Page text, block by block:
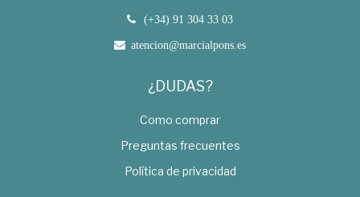
(+34) 91 304 33 03
atencion@marcialpons.es
¿DUDAS?
Como comprar
Preguntas frecuentes
Política de privacidad